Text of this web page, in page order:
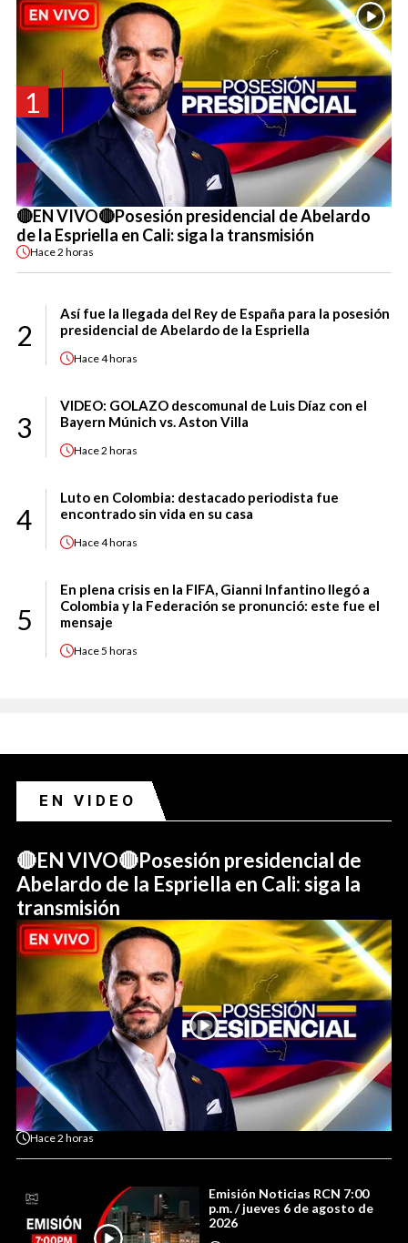
1
🔴EN VIVO🔴Posesión presidencial de Abelardo
de la Espriella en Cali: siga la transmisión
Hace2 horas
2
Así fue la llegada del Rey de España para la posesión
presidencial de Abelardo de la Espriella
Hace4 horas
3
VIDEO: GOLAZO descomunal de Luis Díaz con el
Bayern Múnich vs. Aston Villa
Hace2 horas
4
Luto en Colombia: destacado periodista fue
encontrado sin vida en su casa
Hace4 horas
5
En plena crisis en la FIFA, Gianni Infantino llegó a
Colombia y la Federación se pronunció: este fue el
mensaje
Hace5 horas
EN VIDEO
🔴EN VIVO🔴Posesión presidencial de
Abelardo de la Espriella en Cali: siga la
transmisión
Hace2 horas
Emisión Noticias RCN 7:00
p.m. / jueves 6 de agosto de
2026